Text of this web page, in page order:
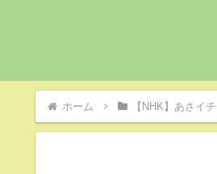
ホーム 【NHK】あさイチ